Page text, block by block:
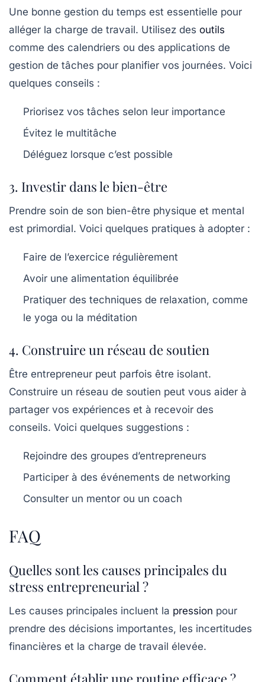
Une bonne gestion du temps est essentielle pour
alléger la charge de travail. Utilisez des outils
comme des calendriers ou des applications de
gestion de tâches pour planifier vos journées. Voici
quelques conseils :
Priorisez vos tâches selon leur importance
Évitez le multitâche
Déléguez lorsque c’est possible
3. Investir dans le bien-être
Prendre soin de son bien-être physique et mental
est primordial. Voici quelques pratiques à adopter :
Faire de l’exercice régulièrement
Avoir une alimentation équilibrée
Pratiquer des techniques de relaxation, comme
le yoga ou la méditation
4. Construire un réseau de soutien
Être entrepreneur peut parfois être isolant.
Construire un réseau de soutien peut vous aider à
partager vos expériences et à recevoir des
conseils. Voici quelques suggestions :
Rejoindre des groupes d’entrepreneurs
Participer à des événements de networking
Consulter un mentor ou un coach
FAQ
Quelles sont les causes principales du
stress entrepreneurial ?
Les causes principales incluent la pression pour
prendre des décisions importantes, les incertitudes
financières et la charge de travail élevée.
Comment établir une routine efficace ?